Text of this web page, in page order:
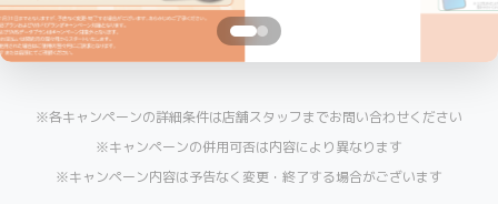
※各キャンペーンの詳細条件は店舗スタッフまでお問い合わせください
※キャンペーンの併用可否は内容により異なります
※キャンペーン内容は予告なく変更・終了する場合がございます